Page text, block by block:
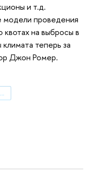
и т.д.
модели проведения
на выбросы в
теперь за
Джон Ромер.
10-я Международная конференция Общества по исследованию социального выбора и благосостояния (10-th International Meeting of the Society for Social Choice and Welfare)